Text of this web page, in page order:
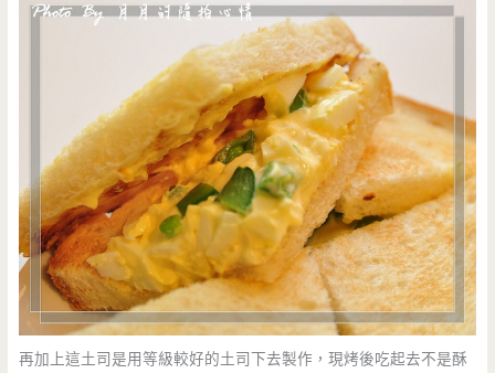
再加上這土司是用等級較好的土司下去製作，現烤後吃起去不是酥